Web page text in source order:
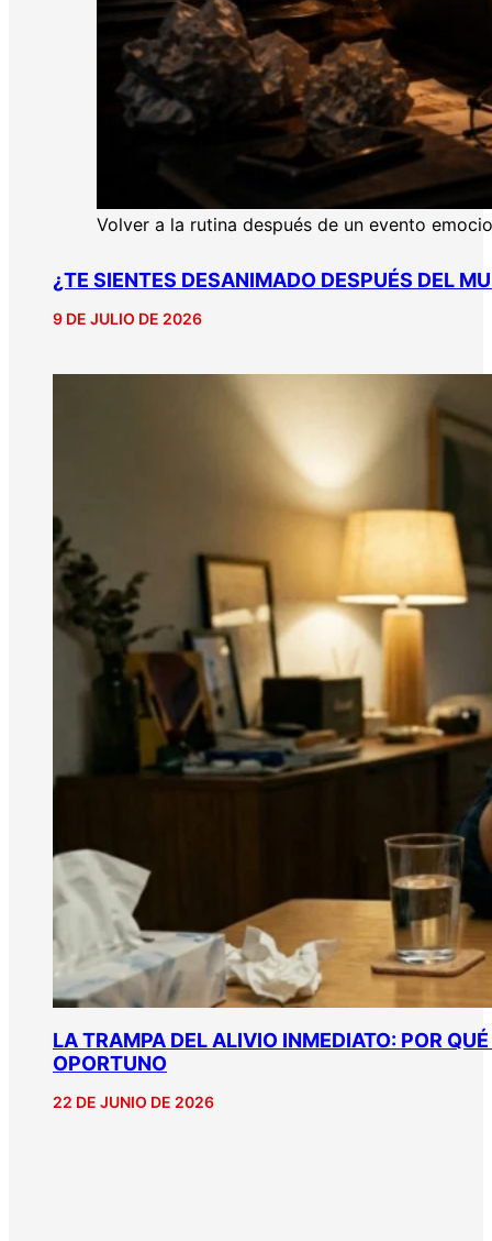
Volver a la rutina después de un evento
¿TE SIENTES DESANIMADO DESPUÉS DEL
9 DE JULIO DE 2026
LA TRAMPA DEL ALIVIO INMEDIATO: POR
OPORTUNO
22 DE JUNIO DE 2026